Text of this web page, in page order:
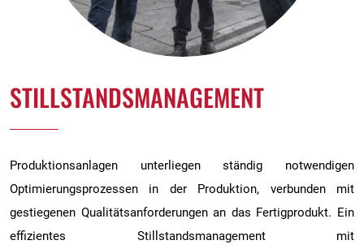
STILLSTANDSMANAGEMENT
Produktionsanlagen unterliegen ständig notwendigen
Optimierungsprozessen in der Produktion, verbunden mit
gestiegenen Qualitätsanforderungen an das Fertigprodukt. Ein
effizientes Stillstandsmanagement mit